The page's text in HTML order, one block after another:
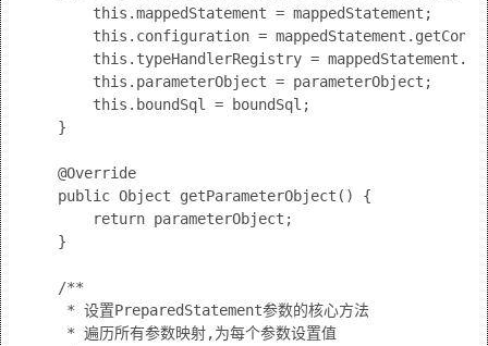
        this.mappedStatement = mappedStatement;
this.configuration =
this.typeHandlerRegistry =
        this.parameterObject = parameterObject;
        this.boundSql = boundSql;
    }
    @Override
    public Object getParameterObject() {
        return parameterObject;
    }
    /**
     * 设置PreparedStatement参数的核心方法
     * 遍历所有参数映射,为每个参数设置值